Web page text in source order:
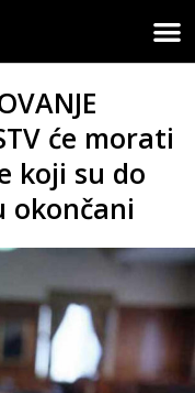
će morati
koji su do
okončani